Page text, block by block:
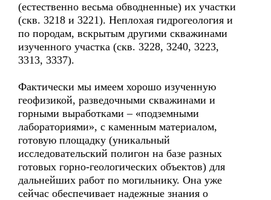
(естественно весьма обводненные) их участки
(скв. 3218 и 3221). Неплохая гидрогеология и
по породам, вскрытым другими скважинами
изученного участка (скв. 3228, 3240, 3223,
3313, 3337).
Фактически мы имеем хорошо изученную
геофизикой, разведочными скважинами и
горными выработками – «подземными
лабораториями», с каменным материалом,
готовую площадку (уникальный
исследовательский полигон на базе разных
готовых горно-геологических объектов) для
дальнейших работ по могильнику. Она уже
сейчас обеспечивает надежные знания о